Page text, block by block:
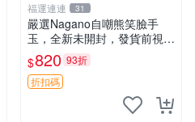
福運連連 31
嚴選Nagano自嘲熊笑臉手
玉，全新未開封，發貨前視頻
確認，海南 廣西 貴州 嚴選N
agano自嘲熊笑臉手玉，全新
未開封，發貨前視頻確認，四
$820 93折
折扣碼